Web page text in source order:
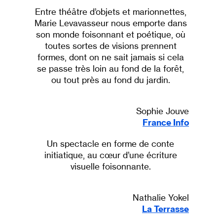
Entre théâtre d’objets et marionnettes,
Marie Levavasseur nous emporte dans
son monde foisonnant et poétique, où
toutes sortes de visions prennent
formes, dont on ne sait jamais si cela
se passe très loin au fond de la forêt,
ou tout près au fond du jardin.
Sophie Jouve
France Info
Un spectacle en forme de conte
initiatique, au cœur d’une écriture
visuelle foisonnante.
Nathalie Yokel
La Terrasse